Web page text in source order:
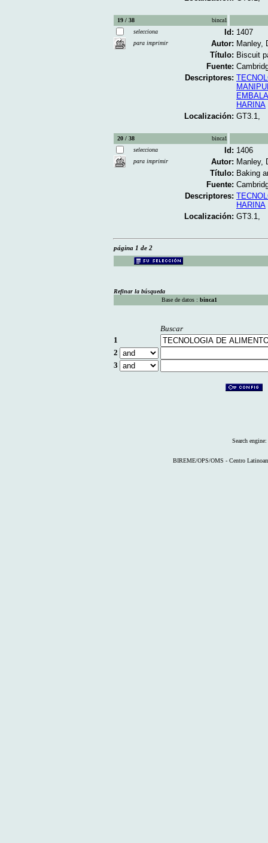
19 / 38
binca1
selecciona
para imprimir
Id: 1407
Autor: Manley,
Título: Biscuit
Fuente:
Descriptores:
HARINA
Localización: GT3.1,
20 / 38
binca1
selecciona
para imprimir
Id: 1406
Autor: Manley,
Título: Baking
Fuente:
Descriptores:
HARINA
Localización: GT3.1,
página 1 de 2
Refinar la búsqueda
Base de datos : binca1
Buscar
1
2
3
Search engine:
BIREME/OPS/OMS - Centro